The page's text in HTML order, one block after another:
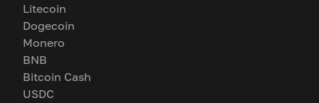
Litecoin
Dogecoin
Monero
BNB
Bitcoin Cash
USDC